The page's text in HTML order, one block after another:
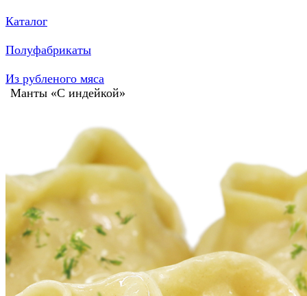
Каталог
Полуфабрикаты
Из рубленого мяса
Манты «С индейкой»